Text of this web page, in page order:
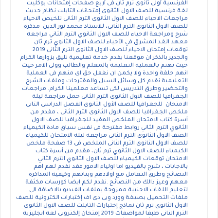
الفرنسية أولى ثانوى ترم ثان فى أربع صفحات إمتحانات بوكليت
لغة فرنسية للصف الاول الثانوى إمتحانات التابلت نظام حديث
مراجعات الاحياء للصف الاول الثانوى الترم الثانى تلخيص الاحياء
للصف الاول الثانوى الترم الثانى، للاستاذ محمد نور الدين مذكرة
شرح ومراجعة الاحياء للصف الاول الثانوي الترم الثاني مراجعه
معهد الغد المشرق في الأحياء للصف الاول الثانوي ترم ثان
والجدير بالذكر ان موقعنا يقدم خدمة تعليمية تليق بزوارها الكرام
حيث نهتم بالعملية التعليمة بالمعلم والطالب وولى الامر حيث
انهم حلقة واحدة ولا يكمن ان نغفل حق اى منهم فى العملية
التعليمية.نقدم كل وسائل السبل والمقترحات وملفات الشرح
والتحضير وطرق التدريس لكى تساعد معلمينا الكرام. مراجعات
الجغرافيا للصف الاول الثانوى الترم الثانى حمل مراجعة ليلة
الامتحان للجغرافيا للصف الأول الثانوى الفصل الدراسى الثانى
ملخص الجغرافيا للصف الاول الثانوى الترم الثانى ، مقدم من
أسرة كتاب الامتحان الملخص المفيد للجغرافيا للصف الاول
الثانوي الترم الثاني روابط مقترحة فى نفس سياق مادة الكيمياء
الصف الاول الثانوى الترم الثانى مراجعه ليله الامتحان للكيمياء
للصف الاول الثانوى الترم الثانى الملخص فى 13 صفحة ملخص
الكيمياء للصف الاول الثانوي ترم ثان، مقدم من أسرة كتاب
الامتحان توقعات الكيمياء للصف الاول الثانوي الترم الثاني
بالاجابات ، شرح بالفيديو اما اولياء الامور فقد نقدم لهم اهم
النصائح وطرق التعامل مع اولادهم وبناتهم وكيفية المذاكرة
معهم وعيز ذالك من النصائح .نقدم لكم ايضا كورسات مكثفة
لتعليم اللغات الاجنبية ممزوجة بملفات الفيديو بالاضافة الى
ملفات التحميل بصيغة وورد وبى دى اف إختبارات الكترونية للصف
الاول الثانوي ترم ثان نماذج إختبارات التابلت للصف الاول الثانوى
الترم الثانى طبقا لمواصفات 2019 إمتحان إلكترونى لغة انجليزية